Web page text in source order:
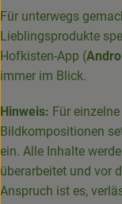
Für unterwegs
Lieblingsprodukte
Hofkisten-App (
immer im Blick.
Hinweis: Für
Bildkompositionen
ein. Alle Inhalte
überarbeitet und vor
Anspruch ist es,